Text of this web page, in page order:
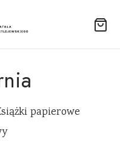
papierowe